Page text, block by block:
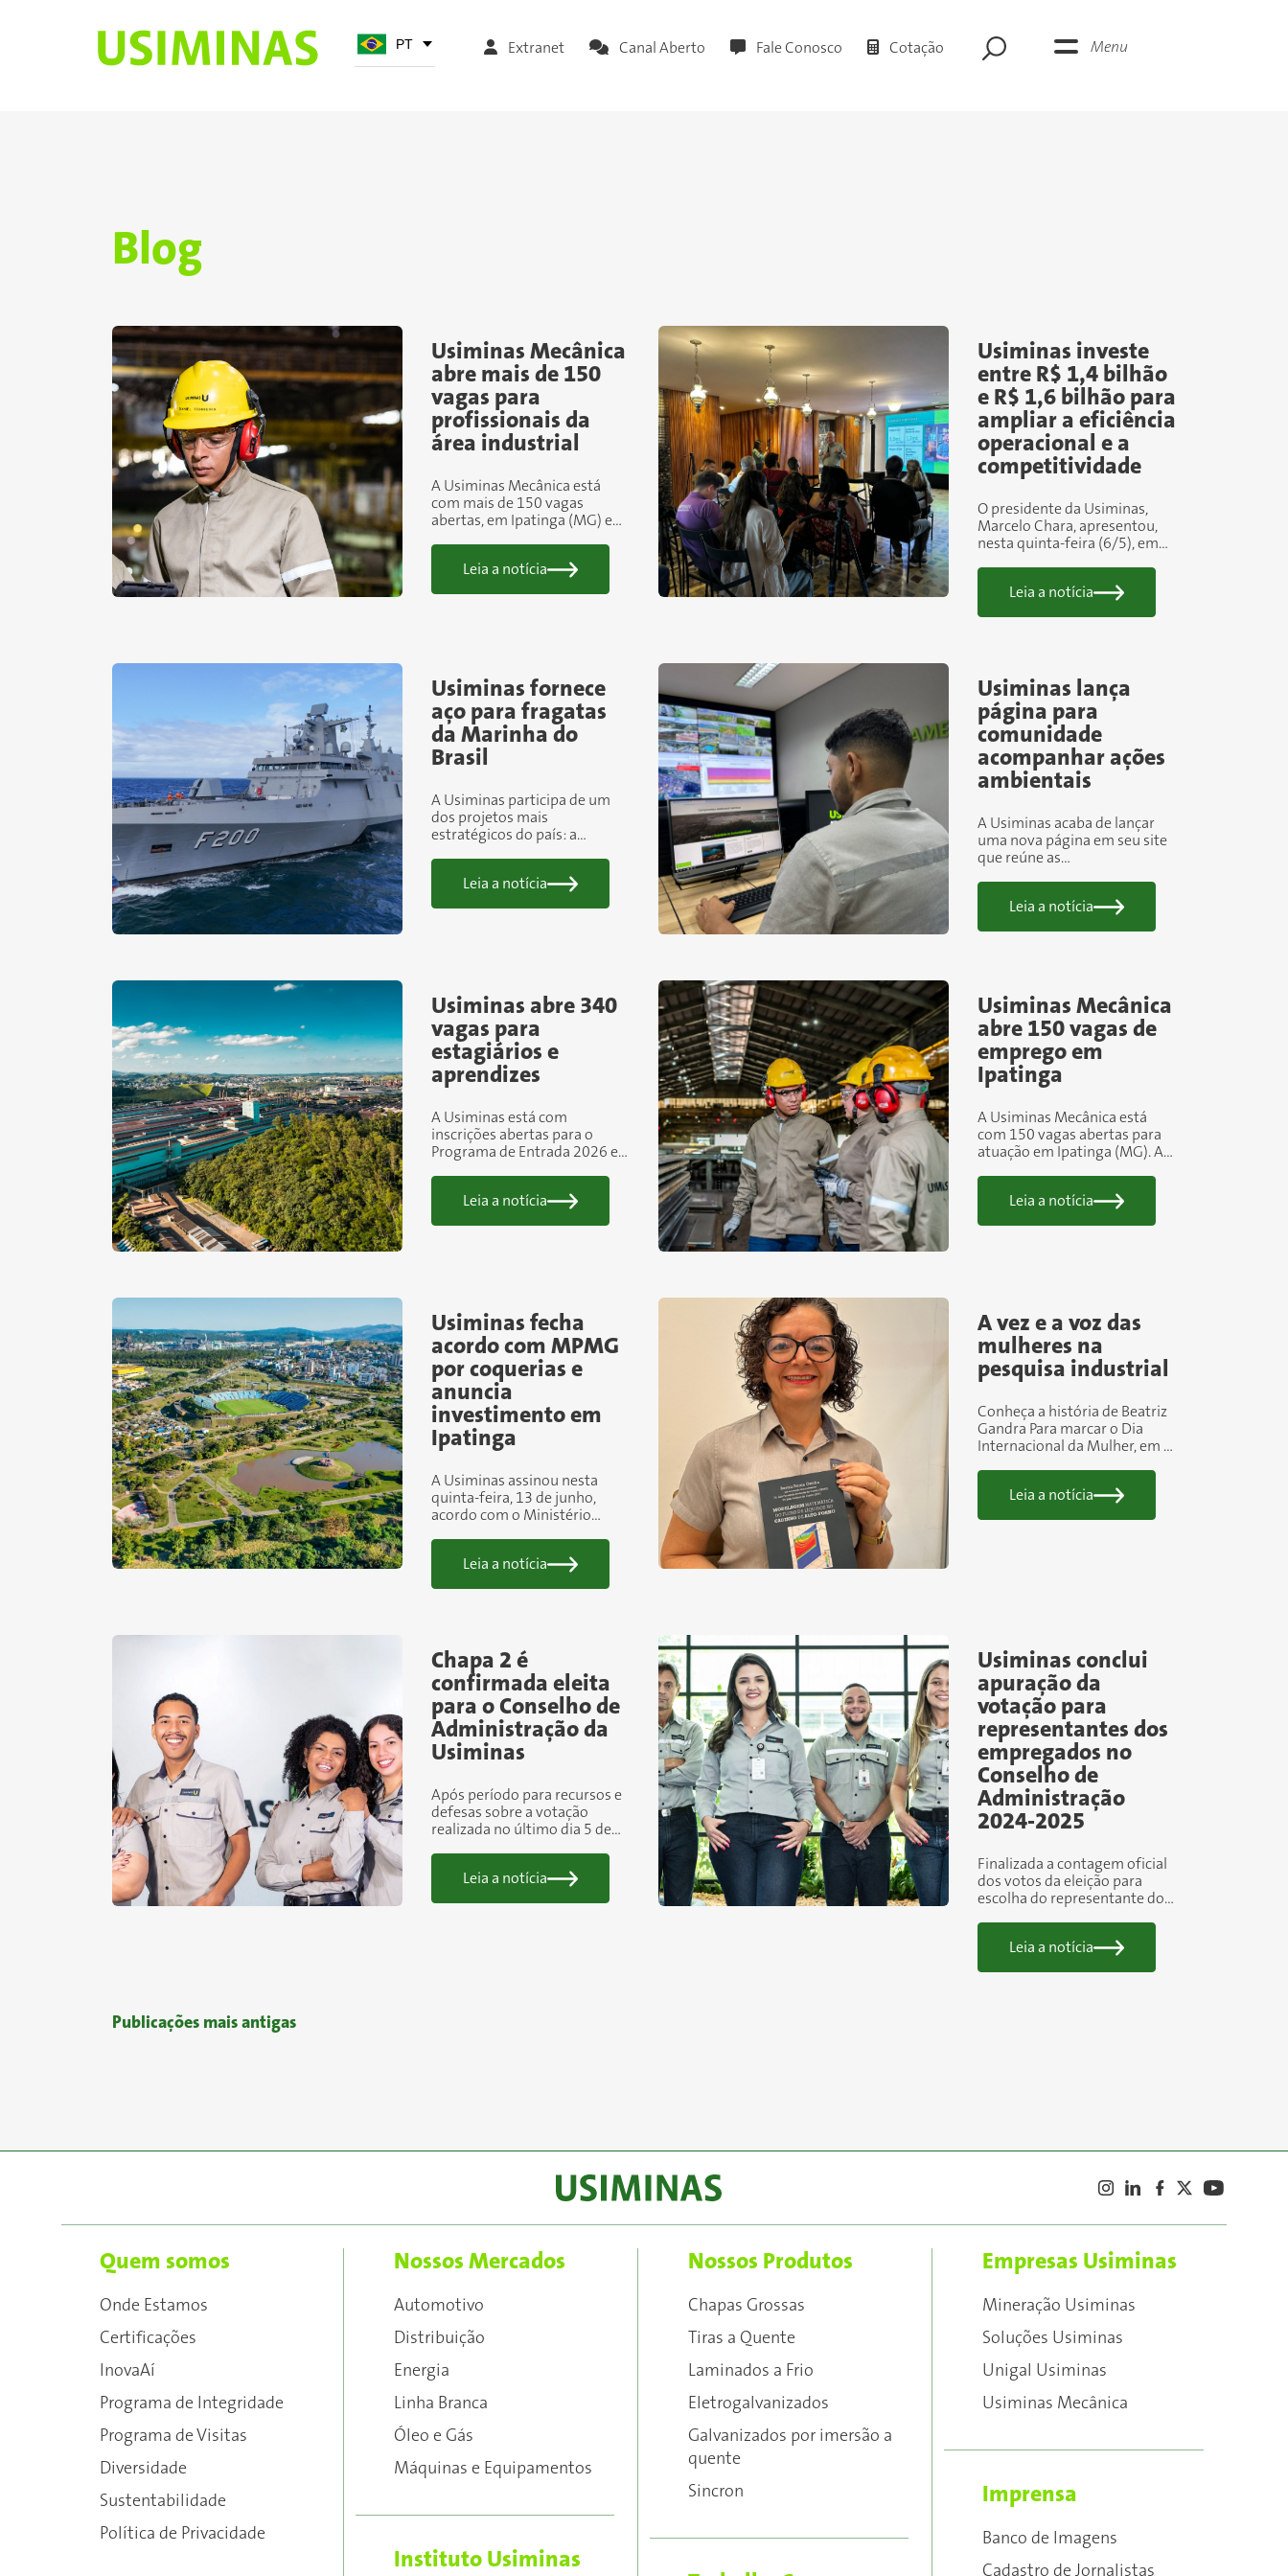
PT Extranet Canal Aberto Fale Conosco Cotação Menu
Blog
Usiminas Mecânica
abre mais de 150
vagas para
profissionais da
área industrial
A Usiminas Mecânica está
com mais de 150 vagas
abertas, em Ipatinga (MG) e
áreas industriais. As
oportunidades são para início
Leia a notícia
Usiminas investe
entre R$ 1,4 bilhão
e R$ 1,6 bilhão para
ampliar a eficiência
operacional e a
competitividade
O presidente da Usiminas,
Marcelo Chara, apresentou,
nesta quinta-feira (6/5), em
o plano de investimentos da
companhia para 2026, que
Leia a notícia
Usiminas fornece
aço para fragatas
da Marinha do
Brasil
A Usiminas participa de um
dos projetos mais
estratégicos do país: a
a Marinha do Brasil. A
companhia foi a única no
Leia a notícia
Usiminas lança
página para
comunidade
acompanhar ações
ambientais
A Usiminas acaba de lançar
uma nova página em seu site
que reúne as
comunidade acompanhar
com transparência o cuidado
Leia a notícia
Usiminas abre 340
vagas para
estagiários e
aprendizes
A Usiminas está com
inscrições abertas para o
Programa de Entrada 2026 e
carreira em uma das maiores
indústrias do Brasil. São...
Leia a notícia
Usiminas Mecânica
abre 150 vagas de
emprego em
Ipatinga
A Usiminas Mecânica está
com 150 vagas abertas para
atuação em Ipatinga (MG). As
nas áreas de manutenção e
montagem industrial, com
Leia a notícia
Usiminas fecha
acordo com MPMG
por coquerias e
anuncia
investimento em
Ipatinga
A Usiminas assinou nesta
quinta-feira, 13 de junho,
acordo com o Ministério
– firmado em função de
emissões pontuais que
Leia a notícia
A vez e a voz das
mulheres na
pesquisa industrial
Conheça a história de Beatriz
Gandra Para marcar o Dia
Internacional da Mulher, em 8
matérias que trazem dados,
entrevistas...
Leia a notícia
Chapa 2 é
confirmada eleita
para o Conselho de
Administração da
Usiminas
Após período para recursos e
defesas sobre a votação
realizada no último dia 5 de
comissão eleitoral confirmou
a eleição da Chapa...
Leia a notícia
Usiminas conclui
apuração da
votação para
representantes dos
empregados no
Conselho de
Administração
2024-2025
Finalizada a contagem oficial
dos votos da eleição para
escolha do representante dos
em pleito realizado na última
segunda-feira...
Leia a notícia
Navegação por posts
Publicações mais antigas
Quem somos
Onde Estamos
Certificações
InovaAí
Programa de Integridade
Programa de Visitas
Diversidade
Sustentabilidade
Política de Privacidade
Nossos Mercados
Automotivo
Distribuição
Energia
Linha Branca
Óleo e Gás
Máquinas e Equipamentos
Instituto Usiminas
Nossos Produtos
Chapas Grossas
Tiras a Quente
Laminados a Frio
Eletrogalvanizados
Galvanizados por imersão a
quente
Sincron
Empresas Usiminas
Mineração Usiminas
Soluções Usiminas
Unigal Usiminas
Usiminas Mecânica
Imprensa
Banco de Imagens
Cadastro de Jornalistas